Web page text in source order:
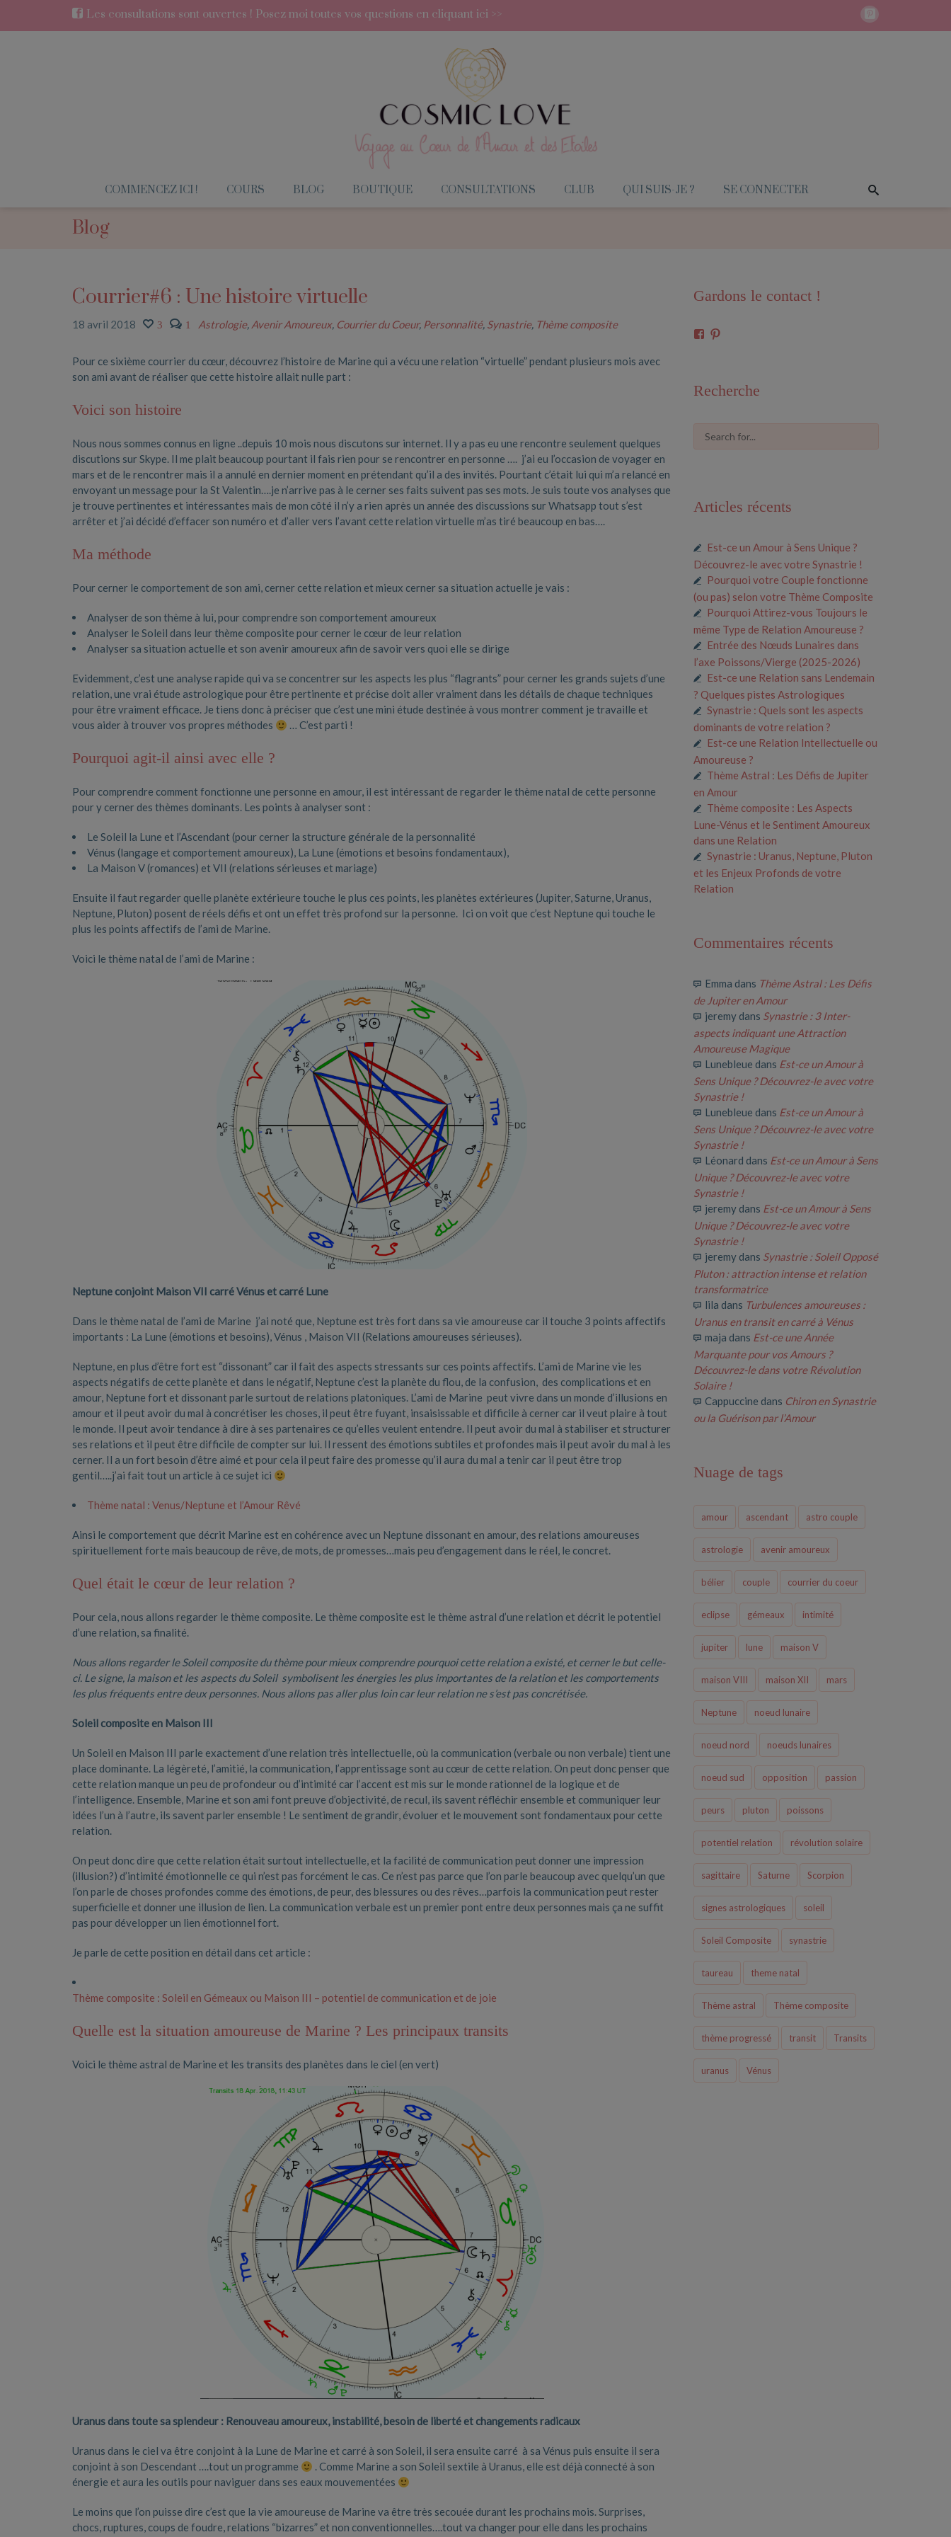
Les consultations sont ouvertes ! Posez moi toutes vos questions en cliquant ici >>
COMMENCEZ ICI ! COURS BLOG BOUTIQUE CONSULTATIONS CLUB QUI SUIS-JE ? SE CONNECTER
Blog
Courrier#6 : Une histoire virtuelle
18 avril 2018 3 1 Astrologie, Avenir Amoureux, Courrier du Coeur, Personnalité, Synastrie, Thème composite
Pour ce sixième courrier du cœur, découvrez l’histoire de Marine qui a vécu une relation “virtuelle” pendant plusieurs mois avec
son ami avant de réaliser que cette histoire allait nulle part :
Voici son histoire
Nous nous sommes connus en ligne ..depuis 10 mois nous discutons sur internet. Il y a pas eu une rencontre seulement quelques
discutions sur Skype. Il me plait beaucoup pourtant il fais rien pour se rencontrer en personne …. j’ai eu l’occasion de voyager en
mars et de le rencontrer mais il a annulé en dernier moment en prétendant qu’il a des invités. Pourtant c’était lui qui m’a relancé en
envoyant un message pour la St Valentin….je n’arrive pas à le cerner ses faits suivent pas ses mots. Je suis toute vos analyses que
je trouve pertinentes et intéressantes mais de mon côté il n’y a rien après un année des discussions sur Whatsapp tout s’est
arrêter et j’ai décidé d’effacer son numéro et d’aller vers l’avant cette relation virtuelle m’as tiré beaucoup en bas….
Ma méthode
Pour cerner le comportement de son ami, cerner cette relation et mieux cerner sa situation actuelle je vais :
Analyser de son thème à lui, pour comprendre son comportement amoureux
Analyser le Soleil dans leur thème composite pour cerner le cœur de leur relation
Analyser sa situation actuelle et son avenir amoureux afin de savoir vers quoi elle se dirige
Evidemment, c’est une analyse rapide qui va se concentrer sur les aspects les plus “flagrants” pour cerner les grands sujets d’une
relation, une vrai étude astrologique pour être pertinente et précise doit aller vraiment dans les détails de chaque techniques
pour être vraiment efficace. Je tiens donc à préciser que c’est une mini étude destinée à vous montrer comment je travaille et
vous aider à trouver vos propres méthodes
… C’est parti !
Pourquoi agit-il ainsi avec elle ?
Pour comprendre comment fonctionne une personne en amour, il est intéressant de regarder le thème natal de cette personne
pour y cerner des thèmes dominants. Les points à analyser sont :
Le Soleil la Lune et l’Ascendant (pour cerner la structure générale de la personnalité
Vénus (langage et comportement amoureux), La Lune (émotions et besoins fondamentaux),
La Maison V (romances) et VII (relations sérieuses et mariage)
Ensuite il faut regarder quelle planète extérieure touche le plus ces points, les planètes extérieures (Jupiter, Saturne, Uranus,
Neptune, Pluton) posent de réels défis et ont un effet très profond sur la personne. Ici on voit que c’est Neptune qui touche le
plus les points affectifs de l’ami de Marine.
Voici le thème natal de l’ami de Marine :
Neptune conjoint Maison VII carré Vénus et carré Lune
Dans le thème natal de l’ami de Marine j’ai noté que, Neptune est très fort dans sa vie amoureuse car il touche 3 points affectifs
importants : La Lune (émotions et besoins), Vénus , Maison VII (Relations amoureuses sérieuses).
Neptune, en plus d’être fort est “dissonant” car il fait des aspects stressants sur ces points affectifs. L’ami de Marine vie les
aspects négatifs de cette planète et dans le négatif, Neptune c’est la planète du flou, de la confusion, des complications et en
amour, Neptune fort et dissonant parle surtout de relations platoniques. L’ami de Marine peut vivre dans un monde d’illusions en
amour et il peut avoir du mal à concrétiser les choses, il peut être fuyant, insaisissable et difficile à cerner car il veut plaire à tout
le monde. Il peut avoir tendance à dire à ses partenaires ce qu’elles veulent entendre. Il peut avoir du mal à stabiliser et structurer
ses relations et il peut être difficile de compter sur lui. Il ressent des émotions subtiles et profondes mais il peut avoir du mal à les
cerner. Il a un fort besoin d’être aimé et pour cela il peut faire des promesse qu’il aura du mal a tenir car il peut être trop
gentil…..j’ai fait tout un article à ce sujet ici
Thème natal : Venus/Neptune et l’Amour Rêvé
Ainsi le comportement que décrit Marine est en cohérence avec un Neptune dissonant en amour, des relations amoureuses
spirituellement forte mais beaucoup de rêve, de mots, de promesses…mais peu d’engagement dans le réel, le concret.
Quel était le cœur de leur relation ?
Pour cela, nous allons regarder le thème composite. Le thème composite est le thème astral d’une relation et décrit le potentiel
d’une relation, sa finalité.
Nous allons regarder le Soleil composite du thème pour mieux comprendre pourquoi cette relation a existé, et cerner le but celle-
ci. Le signe, la maison et les aspects du Soleil symbolisent les énergies les plus importantes de la relation et les comportements
les plus fréquents entre deux personnes. Nous allons pas aller plus loin car leur relation ne s’est pas concrétisée.
Soleil composite en Maison III
Un Soleil en Maison III parle exactement d’une relation très intellectuelle, où la communication (verbale ou non verbale) tient une
place dominante. La légèreté, l’amitié, la communication, l’apprentissage sont au cœur de cette relation. On peut donc penser que
cette relation manque un peu de profondeur ou d’intimité car l’accent est mis sur le monde rationnel de la logique et de
l’intelligence. Ensemble, Marine et son ami font preuve d’objectivité, de recul, ils savent réfléchir ensemble et communiquer leur
idées l’un à l’autre, ils savent parler ensemble ! Le sentiment de grandir, évoluer et le mouvement sont fondamentaux pour cette
relation.
On peut donc dire que cette relation était surtout intellectuelle, et la facilité de communication peut donner une impression
(illusion?) d’intimité émotionnelle ce qui n’est pas forcément le cas. Ce n’est pas parce que l’on parle beaucoup avec quelqu’un que
l’on parle de choses profondes comme des émotions, de peur, des blessures ou des rêves…parfois la communication peut rester
superficielle et donner une illusion de lien. La communication verbale est un premier pont entre deux personnes mais ça ne suffit
pas pour développer un lien émotionnel fort.
Je parle de cette position en détail dans cet article :
Thème composite : Soleil en Gémeaux ou Maison III – potentiel de communication et de joie
Quelle est la situation amoureuse de Marine ? Les principaux transits
Voici le thème astral de Marine et les transits des planètes dans le ciel (en vert)
Uranus dans toute sa splendeur : Renouveau amoureux, instabilité, besoin de liberté et changements radicaux
Uranus dans le ciel va être conjoint à la Lune de Marine et carré à son Soleil, il sera ensuite carré à sa Vénus puis ensuite il sera
conjoint à son Descendant ….tout un programme
. Comme Marine a son Soleil sextile à Uranus, elle est déjà connecté à son
énergie et aura les outils pour naviguer dans ses eaux mouvementées
Le moins que l’on puisse dire c’est que la vie amoureuse de Marine va être très secouée durant les prochains mois. Surprises,
chocs, ruptures, coups de foudre, relations “bizarres” et non conventionnelles….tout va changer pour elle dans les prochains
Gardons le contact !
Voir
sur sur
Recherche
Articles récents
Est-ce un Amour à Sens Unique ?
Découvrez-le avec votre Synastrie !
Pourquoi votre Couple fonctionne
(ou pas) selon votre Thème Composite
Pourquoi Attirez-vous Toujours le
même Type de Relation Amoureuse ?
Entrée des Nœuds Lunaires dans
l’axe Poissons/Vierge (2025-2026)
Est-ce une Relation sans Lendemain
? Quelques pistes Astrologiques
Synastrie : Quels sont les aspects
dominants de votre relation ?
Est-ce une Relation Intellectuelle ou
Amoureuse ?
Thème Astral : Les Défis de Jupiter
en Amour
Thème composite : Les Aspects
Lune-Vénus et le Sentiment Amoureux
dans une Relation
Synastrie : Uranus, Neptune, Pluton
et les Enjeux Profonds de votre
Relation
Commentaires récents
Emma dans Thème Astral : Les Défis
de Jupiter en Amour
jeremydans Synastrie : 3 Inter-
aspects indiquant une Attraction
Amoureuse Magique
Lunebleue dans Est-ce un Amour à
Sens Unique ? Découvrez-le avec votre
Synastrie !
Lunebleue dans Est-ce un Amour à
Sens Unique ? Découvrez-le avec votre
Synastrie !
Léonard dans Est-ce un Amour à Sens
Unique ? Découvrez-le avec votre
Synastrie !
jeremydans Est-ce un Amour à Sens
Unique ? Découvrez-le avec votre
Synastrie !
jeremydans Synastrie : Soleil Opposé
Pluton : attraction intense et relation
transformatrice
lila dans Turbulences amoureuses :
Uranus en transit en carré à Vénus
maja dans Est-ce une Année
Marquante pour vos Amours ?
Découvrez-le dans votre Révolution
Solaire !
Cappuccine dans Chiron en Synastrie
ou la Guérison par l’Amour
Nuage de tags
amour ascendant astro couple
astrologie avenir amoureux
bélier couple courrier du coeur
eclipse gémeaux intimité
jupiter lune maison V
maison VIII maison XII mars
Neptune noeud lunaire
noeud nord noeuds lunaires
noeud sud opposition passion
peurs pluton poissons
potentiel relation révolution solaire
sagittaire Saturne Scorpion
signes astrologiques soleil
Soleil Composite synastrie
taureau theme natal
Thème astral Thème composite
thème progressé transit Transits
uranus Vénus